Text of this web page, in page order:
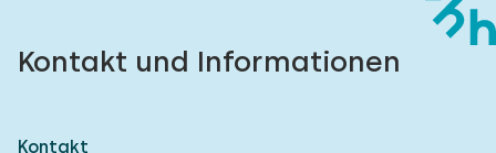
Kontakt und Informationen
Kontakt